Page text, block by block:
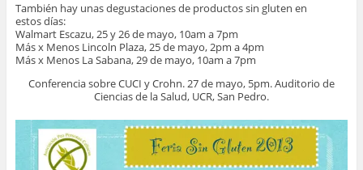
También hay unas degustaciones de productos sin gluten en
estos días:
Walmart Escazu, 25 y 26 de mayo, 10am a 7pm
Más x Menos Lincoln Plaza, 25 de mayo, 2pm a 4pm
Más x Menos La Sabana, 29 de mayo, 10am a 7pm
Conferencia sobre CUCI y Crohn. 27 de mayo, 5pm. Auditorio de
Ciencias de la Salud, UCR, San Pedro.